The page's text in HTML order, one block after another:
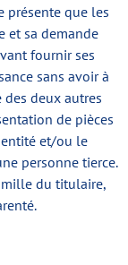
présente que les
et sa demande
fournir ses
sans avoir à
deux autres
de pièces
et/ou le
personne tierce.
du titulaire,